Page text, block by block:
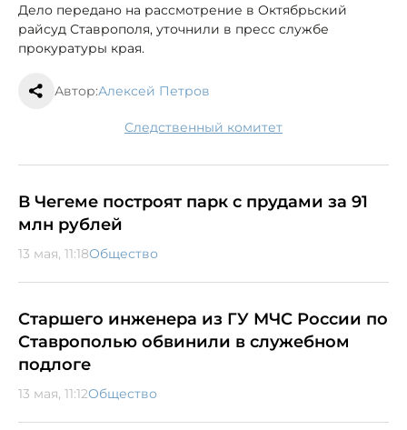
Дело передано на рассмотрение в Октябрьский
райсуд Ставрополя, уточнили в пресс службе
прокуратуры края.
Автор:Алексей Петров
следственный комитет
В Чегеме построят парк с прудами за 91
млн рублей
13 мая, 11:18Общество
Старшего инженера из ГУ МЧС России по
Ставрополью обвинили в служебном
подлоге
13 мая, 11:12Общество